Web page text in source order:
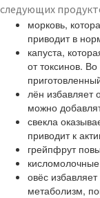
следующих
морковь,
приводит в
капуста,
от токсинов.
лён избавляет
можно
свекла
приводит к
грейпфрут
овёс
метаболизм,